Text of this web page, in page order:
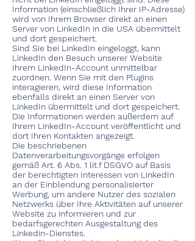
Information (einschließlich Ihrer IP-Adresse)
wird von Ihrem Browser direkt an einen
Server von LinkedIn in die USA übermittelt
und dort gespeichert.
Sind Sie bei LinkedIn eingeloggt, kann
LinkedIn den Besuch unserer Website
Ihrem LinkedIn-Account unmittelbar
zuordnen. Wenn Sie mit den Plugins
interagieren, wird diese Information
ebenfalls direkt an einen Server von
LinkedIn übermittelt und dort gespeichert.
Die Informationen werden außerdem auf
Ihrem LinkedIn-Account veröffentlicht und
dort Ihren Kontakten angezeigt.
Die beschriebenen
Datenverarbeitungsvorgänge erfolgen
gemäß Art. 6 Abs. 1 lit.f DSGVO auf Basis
der berechtigten Interessen von LinkedIn
an der Einblendung personalisierter
Werbung, um andere Nutzer des sozialen
Netzwerks über Ihre Aktivitäten auf unserer
Website zu informieren und zur
bedarfsgerechten Ausgestaltung des
Linkedin-Dienstes.